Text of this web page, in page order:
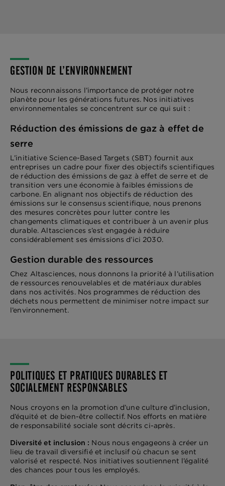
GESTION DE L’ENVIRONNEMENT
Nous reconnaissons l’importance de protéger notre
planète pour les générations futures. Nos initiatives
environnementales se concentrent sur ce qui suit :
Réduction des émissions de gaz à effet de
serre
L’initiative Science-Based Targets (SBT) fournit aux
entreprises un cadre pour fixer des objectifs scientifiques
de réduction des émissions de gaz à effet de serre et de
transition vers une économie à faibles émissions de
carbone. En alignant nos objectifs de réduction des
émissions sur le consensus scientifique, nous prenons
des mesures concrètes pour lutter contre les
changements climatiques et contribuer à un avenir plus
durable. Altasciences s’est engagée à réduire
considérablement ses émissions d’ici 2030.
Gestion durable des ressources
Chez Altasciences, nous donnons la priorité à l’utilisation
de ressources renouvelables et de matériaux durables
dans nos activités. Nos programmes de réduction des
déchets nous permettent de minimiser notre impact sur
l’environnement.
POLITIQUES ET PRATIQUES DURABLES ET
SOCIALEMENT RESPONSABLES
Nous croyons en la promotion d’une culture d’inclusion,
d’équité et de bien-être collectif. Nos efforts en matière
de responsabilité sociale sont décrits ci-après.
Diversité et inclusion : Nous nous engageons à créer un
lieu de travail diversifié et inclusif où chacun se sent
valorisé et respecté. Nos initiatives soutiennent l’égalité
des chances pour tous les employés.